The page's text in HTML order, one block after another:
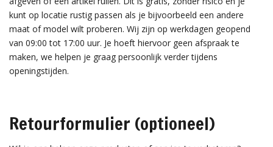
kunt op locatie rustig passen als je bijvoorbeeld een andere
maat of model wilt proberen. Wij zijn op werkdagen geopend
van 09:00 tot 17:00 uur. Je hoeft hiervoor geen afspraak te
maken, we helpen je graag persoonlijk verder tijdens
openingstijden.
Retourformulier (optioneel)